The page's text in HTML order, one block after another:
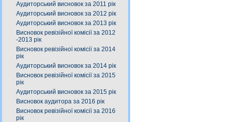
Аудиторський висновок за 2011 рік
Аудиторський висновок за 2012 рік
Аудиторський висновок за 2013 рік
Висновок ревізійної комісії за 2012
-2013 рік
Висновок ревізійної комісії за 2014
рік
Аудиторський висновок за 2014 рік
Висновок ревізійної комісії за 2015
рік
Аудиторський висновок за 2015 рік
Висновок аудитора за 2016 рік
Висновок ревізійної комісії за 2016
рік